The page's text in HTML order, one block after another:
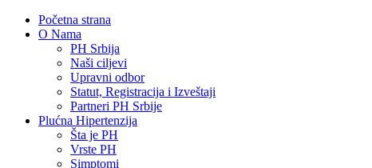
Početna strana
O Nama
PH Srbija
Naši ciljevi
Upravni odbor
Statut, Registracija i Izveštaji
Partneri PH Srbije
Plućna Hipertenzija
Šta je PH
Vrste PH
Simptomi